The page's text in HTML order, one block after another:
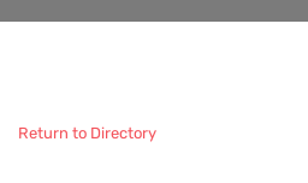
Return to Directory